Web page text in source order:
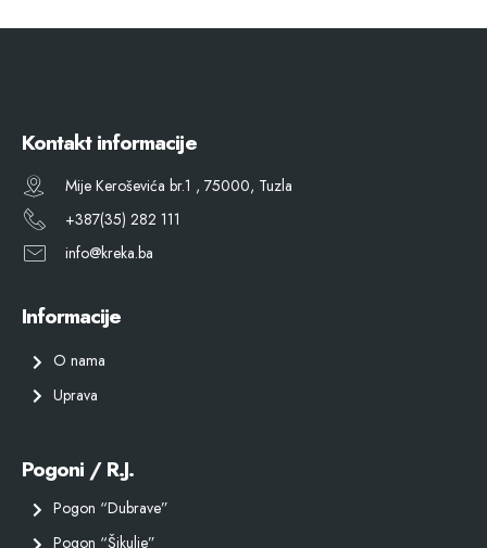
Kontakt informacije
Mije Keroševića br.1 , 75000, Tuzla
+387(35) 282 111
info@kreka.ba
Informacije
O nama
Uprava
Pogoni / R.J.
Pogon “Dubrave”
Pogon “Šikulje”